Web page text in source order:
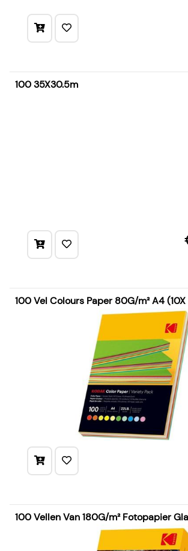
100 35X30.5m
100 Vel Colours Paper 80G/m² A4
100 Vellen Van 180G/m² Fotopapier